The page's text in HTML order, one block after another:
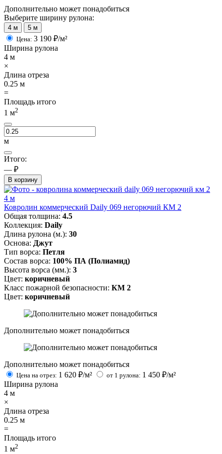
Дополнительно может понадобиться
Выберите ширину рулона:
4 м
5 м
Цена: 3 190 ₽/м²
Ширина рулона
4 м
×
Длина отреза
0.25 м
=
Площадь итого
1 м2
м
Итого:
— ₽
В корзину
4 м
Ковролин коммерческий Daily 069 негорючий КМ 2
Общая толщина: 4.5
Коллекция: Daily
Длина рулона (м.): 30
Основа: Джут
Тип ворса: Петля
Состав ворса: 100% ПА (Полиамид)
Высота ворса (мм.): 3
Цвет: коричневый
Класс пожарной безопасности: КМ 2
Цвет: коричневый
Дополнительно может понадобиться
Дополнительно может понадобиться
Цена на отрез: 1 620 ₽/м² от 1 рулона: 1 450 ₽/м²
Ширина рулона
4 м
×
Длина отреза
0.25 м
=
Площадь итого
1 м2